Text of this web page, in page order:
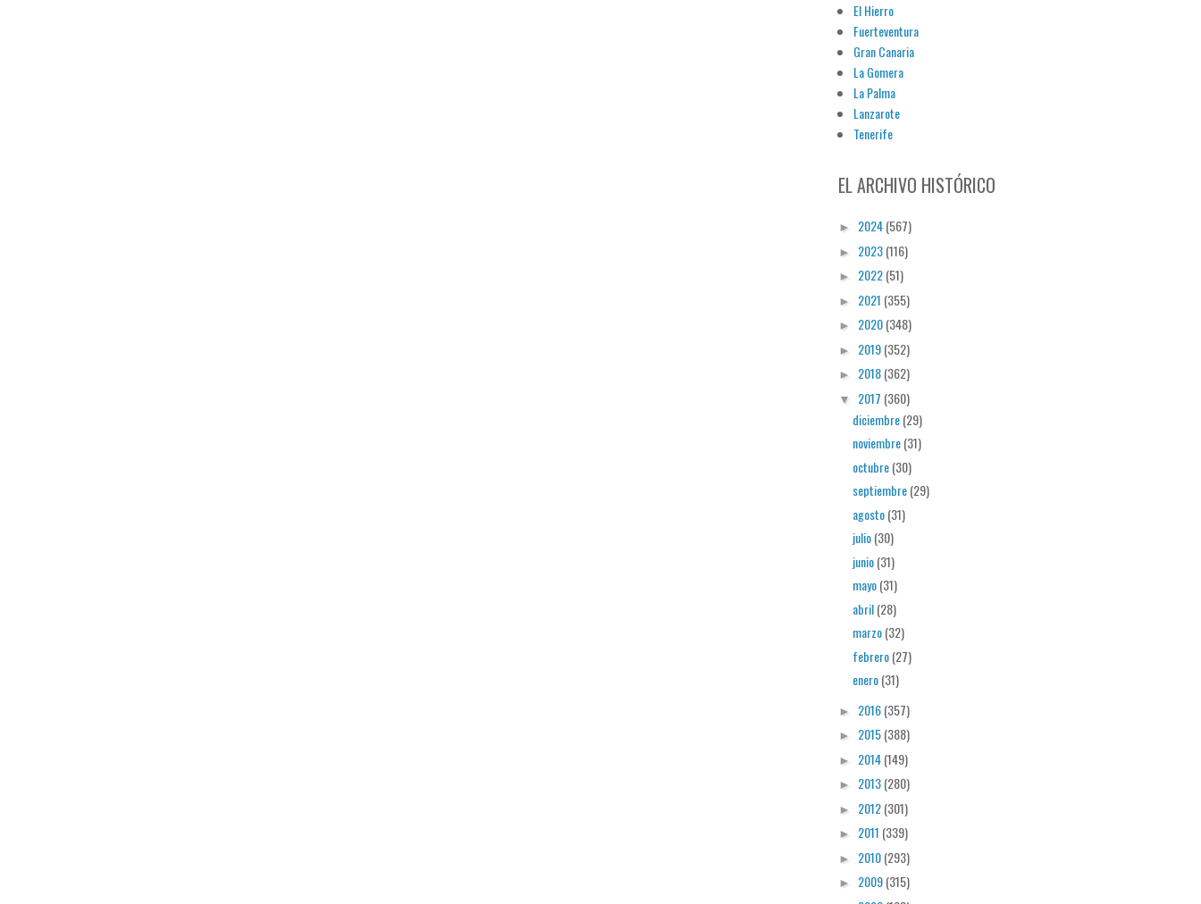
El Hierro
Fuerteventura
Gran Canaria
La Gomera
La Palma
Lanzarote
Tenerife
EL ARCHIVO HISTÓRICO
► 2024(567)
► 2023(116)
► 2022(51)
► 2021 (355)
► 2020(348)
► 2019(352)
► 2018(362)
▼ 2017 (360)
diciembre(29)
noviembre(31)
octubre(30)
septiembre(29)
agosto(31)
julio(30)
junio(31)
mayo(31)
abril(28)
marzo(32)
febrero(27)
enero(31)
► 2016(357)
► 2015(388)
► 2014(149)
► 2013(280)
► 2012(301)
► 2011 (339)
► 2010(293)
► 2009(315)